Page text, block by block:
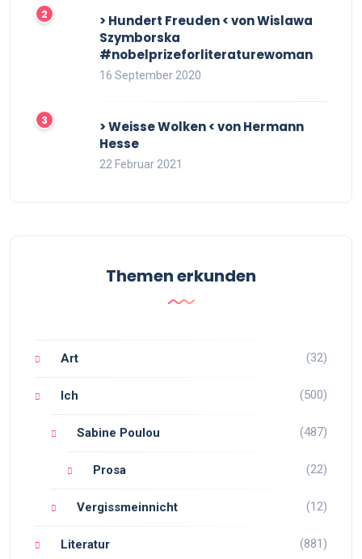
> Hundert Freuden < von Wislawa
Szymborska
#nobelprizeforliteraturewoman
16 September 2020
> Weisse Wolken < von Hermann
Hesse
22 Februar 2021
Themen erkunden
Art (32)
Ich (500)
Sabine Poulou (487)
Prosa (22)
Vergissmeinnicht (12)
Literatur (881)